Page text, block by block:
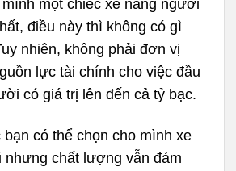
một chiếc xe nâng người
điều này thì không có gì
nhiên, không phải đơn vị
lực tài chính cho việc đầu
có giá trị lên đến cả tỷ bạc.
bạn có thể chọn cho mình xe
nhưng chất lượng vẫn đảm